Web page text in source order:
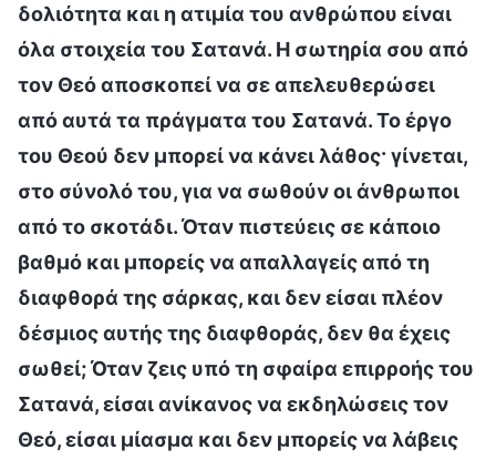
δολιότητα και η ατιμία του ανθρώπου είναι
όλα στοιχεία του Σατανά. Η σωτηρία σου από
τον Θεό αποσκοπεί να σε απελευθερώσει
από αυτά τα πράγματα του Σατανά. Το έργο
του Θεού δεν μπορεί να κάνει λάθος· γίνεται,
στο σύνολό του, για να σωθούν οι άνθρωποι
από το σκοτάδι. Όταν πιστεύεις σε κάποιο
βαθμό και μπορείς να απαλλαγείς από τη
διαφθορά της σάρκας, και δεν είσαι πλέον
δέσμιος αυτής της διαφθοράς, δεν θα έχεις
σωθεί; Όταν ζεις υπό τη σφαίρα επιρροής του
Σατανά, είσαι ανίκανος να εκδηλώσεις τον
Θεό, είσαι μίασμα και δεν μπορείς να λάβεις